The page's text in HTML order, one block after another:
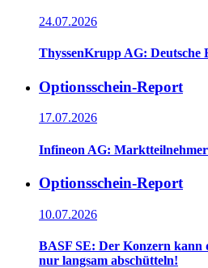
24.07.2026
ThyssenKrupp AG: Deutsche
Optionsschein-Report
17.07.2026
Infineon AG:
Optionsschein-Report
10.07.2026
BASF SE: Der Konzern kann
nur langsam abschütteln!